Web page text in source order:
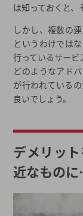
は知っておくと、
しかし、複数の
というわけでは
行っているサービ
どのようなアド
が行われている
良いでしょう。
デメリッ
近なもの